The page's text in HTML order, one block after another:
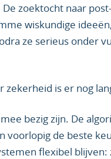
zoektocht naar post-
wiskundige
ze serieus onder
zekerheid is er nog
bezig zijn. De
voorlopig de beste
flexibel blijven: